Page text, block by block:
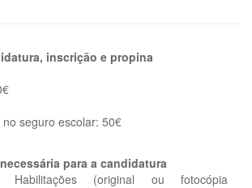
inscrição e propina
seguro escolar: 50€
para a candidatura
Habilitações (original ou fotocópia